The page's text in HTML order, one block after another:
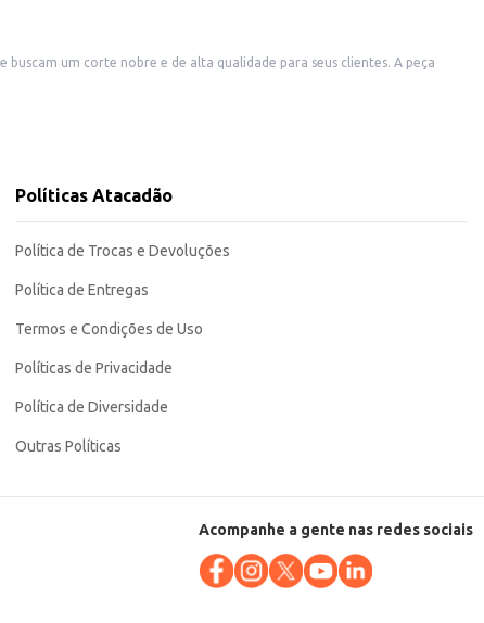
um corte nobre e de alta qualidade para seus clientes. A peça
Políticas Atacadão
Política de Trocas e Devoluções
Política de Entregas
Termos e Condições de Uso
Políticas de Privacidade
Política de Diversidade
Outras Políticas
Acompanhe a gente nas redes sociais